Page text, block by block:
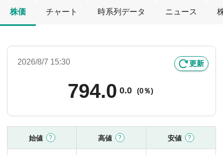
株価 チャート 時系列データ ニュース
2026/8/7 15:30 更新
794.0 0.0 (0％)
始値 高値 安値